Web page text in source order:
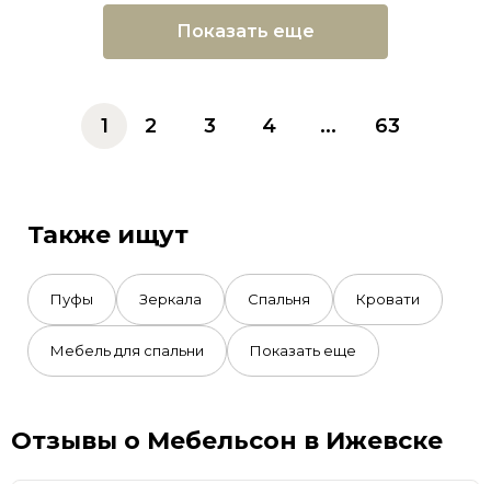
Показать еще
1 2 3 4 ... 63
Также ищут
Пуфы Зеркала Спальня Кровати
Мебель для спальни Показать еще
Отзывы о Мебельсон в Ижевске